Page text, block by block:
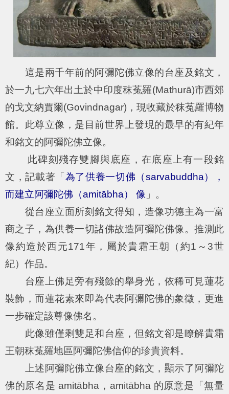
這是兩千年前的阿彌陀佛立像的台座及銘文，
於一九七六年出土於中印度秣菟羅(Mathurā)市西郊
的戈文納賈爾(Govindnagar)，現收藏於秣菟羅博物
館。此尊立像，是目前世界上發現的最早的有紀年
和銘文的阿彌陀佛立像。
此碑刻殘存雙腳與底座，在底座上有一段銘
文，記載著「 為了供養一切佛（sarvabuddha），
而建立阿彌陀佛（amitābha） 像 」。
從台座立面所刻銘文得知，造像功德主為一富
商之子，為供養一切諸佛故造阿彌陀佛像。推測此
像約造於西元171年，屬於貴霜王朝（約1～3世
紀）作品。
台座上佛足旁有殘餘的舉身光，依稀可見蓮花
裝飾，而蓮花素來即為代表阿彌陀佛的象徵，更進
一步確定該尊像佛名。
此像雖僅剩雙足和台座，但銘文卻是瞭解貴霜
王朝秣菟羅地區阿彌陀佛信仰的珍貴資料。
上述阿彌陀佛立像台座的銘文，顯示了阿彌陀
佛的原名是 amitābha，amitābha 的原意是「無量